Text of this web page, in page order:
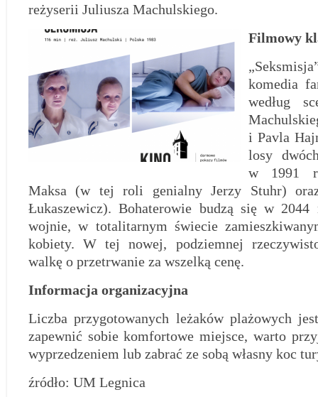
reżyserii Juliusza Machulskiego.
Filmowy
komedia
według
i Pavla
losy
w 1991
Maksa (w tej roli genialny Jerzy Stuhr)
Łukaszewicz). Bohaterowie budzą się w
wojnie, w totalitarnym świecie
kobiety. W tej nowej, podziemnej
walkę o przetrwanie za wszelką cenę.
Informacja organizacyjna
Liczba przygotowanych leżaków plażowych
zapewnić sobie komfortowe miejsce, warto
wyprzedzeniem lub zabrać ze sobą własny koc
źródło: UM Legnica